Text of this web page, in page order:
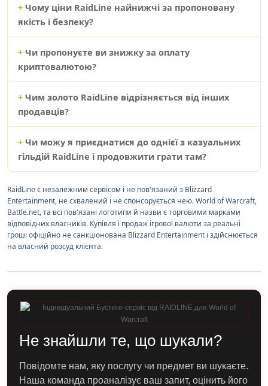
Чому ціни RaidLine найнижчі за пропоновану
якість і безпеку?
Чи пропонуєте ви знижку за оплату
криптовалютою?
Чим золото RaidLine відрізняється від інших
продавців?
Чи можу я приєднатися до однієї з казуальних
гільдій RaidLine і продовжити грати там?
RaidLine є незалежним сервісом і не пов'язаний з Blizzard
Entertainment, не схвалений і не спонсорується нею. World of Warcraft,
Battle.net, та всі пов'язані логотипи й назви є торговими марками
відповідних власників. Купівля і продаж ігрової валюти за реальні
гроші офіційно не санкціонована Blizzard Entertainment і здійснюється
на власний розсуд клієнта.
Не знайшли те, що шукали?
Повідомте нам, яку послугу чи предмет ви шукаєте.
Наша команда проаналізує ваш запит, оцінить його